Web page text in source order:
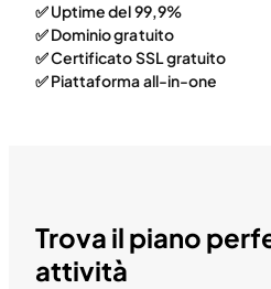
✅ Uptime del 99,9%
✅ Dominio gratuito
✅ Certificato SSL gratuito
✅ Piattaforma all-in-one
Trova il piano
attività